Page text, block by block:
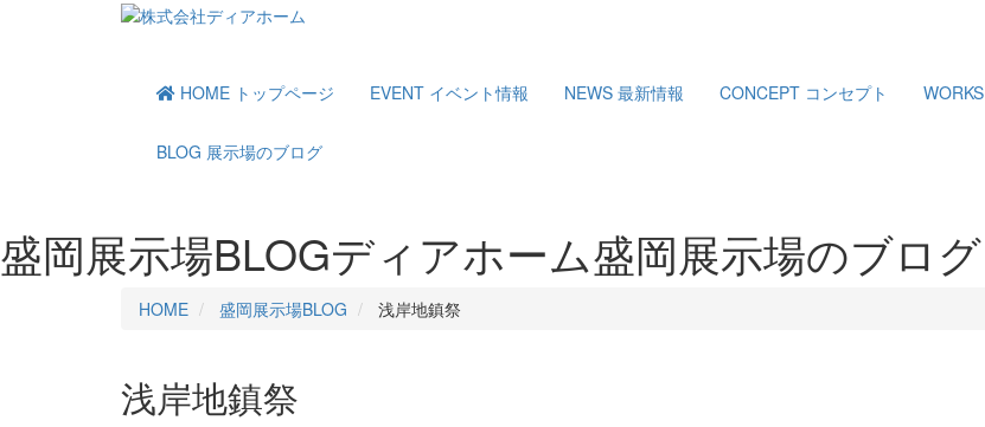
HOME トップページ EVENT イベント情報 NEWS 最新情報 CONCEPT コンセプト WORKS
BLOG 展示場のブログ
盛岡展示場BLOGディアホーム盛岡展示場のブログ
HOME 盛岡展示場BLOG 浅岸地鎮祭
浅岸地鎮祭